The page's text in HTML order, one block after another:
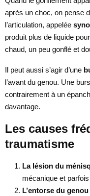
après un choc, on pense
l’articulation, appelée
produit plus de liquide
chaud, un peu gonflé et
Il peut aussi s’agir d’une
l’avant du genou. Une
contrairement à un
davantage.
Les causes
traumatisme
La lésion du
mécanique et
L’entorse du genou